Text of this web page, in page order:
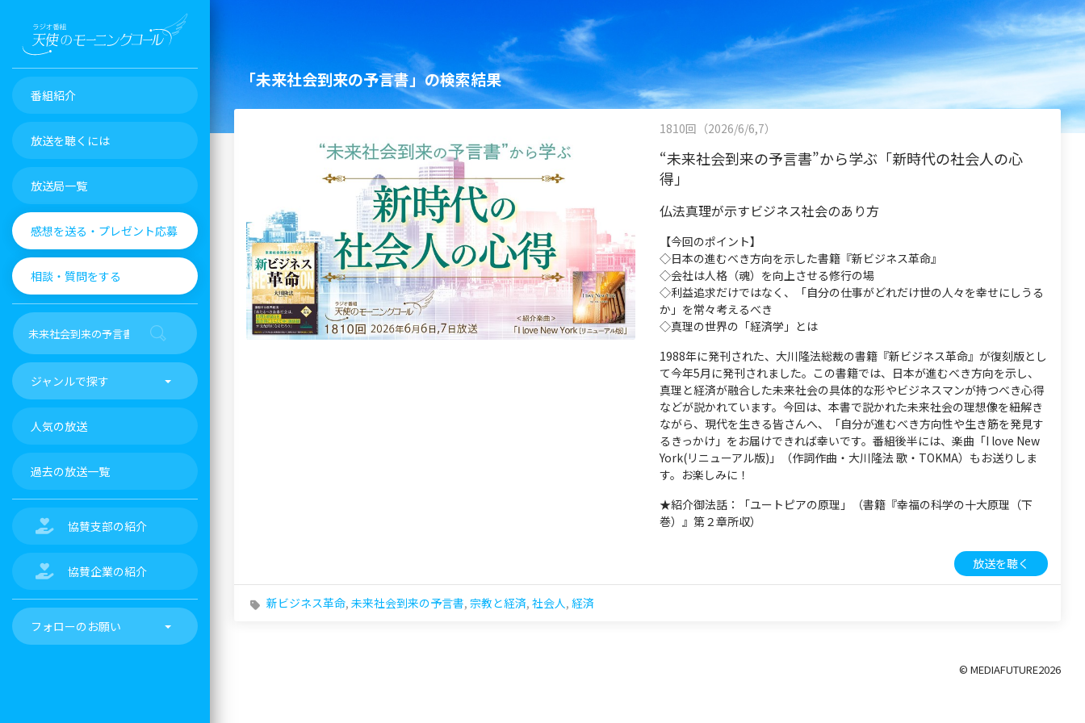
番組紹介
放送を聴くには
放送局一覧
感想を送る・プレゼント応募
相談・質問をする
ジャンルで探す
人気の放送
過去の放送一覧
協賛支部の紹介
協賛企業の紹介
フォローのお願い
「未来社会到来の予言書」の検索結果
1810回（2026/6/6,7）
“未来社会到来の予言書”から学ぶ「新時代の社会人の心
得」
仏法真理が示すビジネス社会のあり方
【今回のポイント】
◇日本の進むべき方向を示した書籍『新ビジネス革命』
◇会社は人格（魂）を向上させる修行の場
◇利益追求だけではなく、「自分の仕事がどれだけ世の人々を幸せにしうる
か」を常々考えるべき
◇真理の世界の「経済学」とは
1988年に発刊された、大川隆法総裁の書籍『新ビジネス革命』が復刻版とし
て今年5月に発刊されました。この書籍では、日本が進むべき方向を示し、
真理と経済が融合した未来社会の具体的な形やビジネスマンが持つべき心得
などが説かれています。今回は、本書で説かれた未来社会の理想像を紐解き
ながら、現代を生きる皆さんへ、「自分が進むべき方向性や生き筋を発見す
るきっかけ」をお届けできれば幸いです。番組後半には、楽曲「I love New
York(リニューアル版)」（作詞作曲・大川隆法 歌・TOKMA）もお送りしま
す。お楽しみに！
★紹介御法話：「ユートピアの原理」（書籍『幸福の科学の十大原理（下
巻）』第２章所収）
放送を聴く
新ビジネス革命, 未来社会到来の予言書, 宗教と経済, 社会人, 経済
© MEDIAFUTURE2026